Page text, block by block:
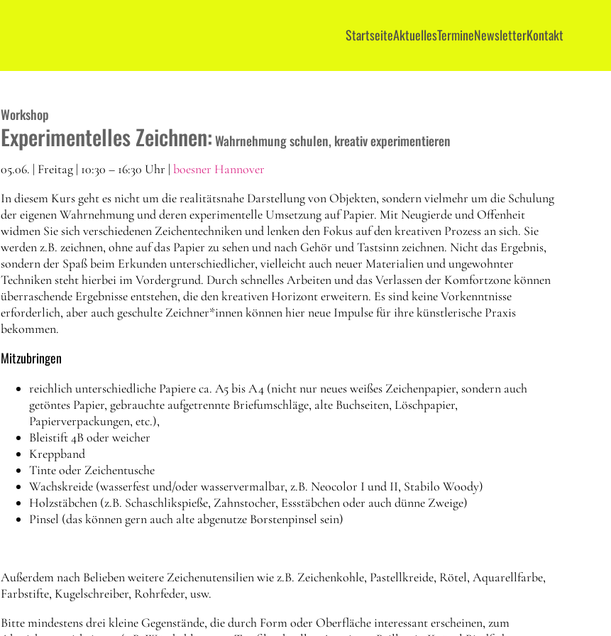
StartseiteAktuellesTermineNewsletterKontakt
Workshop
Experimentelles Zeichnen:Wahrnehmung schulen, kreativ experimentieren
05.06. | Freitag | 10:30 – 16:30 Uhr | boesner Hannover
In diesem Kurs geht es nicht um die realitätsnahe Darstellung von Objekten, sondern vielmehr um die Schulung
der eigenen Wahrnehmung und deren experimentelle Umsetzung auf Papier. Mit Neugierde und Offenheit
widmen Sie sich verschiedenen Zeichentechniken und lenken den Fokus auf den kreativen Prozess an sich. Sie
werden z.B. zeichnen, ohne auf das Papier zu sehen und nach Gehör und Tastsinn zeichnen. Nicht das Ergebnis,
sondern der Spaß beim Erkunden unterschiedlicher, vielleicht auch neuer Materialien und ungewohnter
Techniken steht hierbei im Vordergrund. Durch schnelles Arbeiten und das Verlassen der Komfortzone können
überraschende Ergebnisse entstehen, die den kreativen Horizont erweitern. Es sind keine Vorkenntnisse
erforderlich, aber auch geschulte Zeichner*innen können hier neue Impulse für ihre künstlerische Praxis
bekommen.
Mitzubringen
reichlich unterschiedliche Papiere ca. A5 bis A4 (nicht nur neues weißes Zeichenpapier, sondern auch
getöntes Papier, gebrauchte aufgetrennte Briefumschläge, alte Buchseiten, Löschpapier,
Papierverpackungen, etc.),
Bleistift 4B oder weicher
Kreppband
Tinte oder Zeichentusche
Wachskreide (wasserfest und/oder wasservermalbar, z.B. Neocolor I und II, Stabilo Woody)
Holzstäbchen (z.B. Schaschlikspieße, Zahnstocher, Essstäbchen oder auch dünne Zweige)
Pinsel (das können gern auch alte abgenutze Borstenpinsel sein)
Außerdem nach Belieben weitere Zeichenutensilien wie z.B. Zeichenkohle, Pastellkreide, Rötel, Aquarellfarbe,
Farbstifte, Kugelschreiber, Rohrfeder, usw.
Bitte mindestens drei kleine Gegenstände, die durch Form oder Oberfläche interessant erscheinen, zum